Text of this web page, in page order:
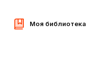
Моя библиотека